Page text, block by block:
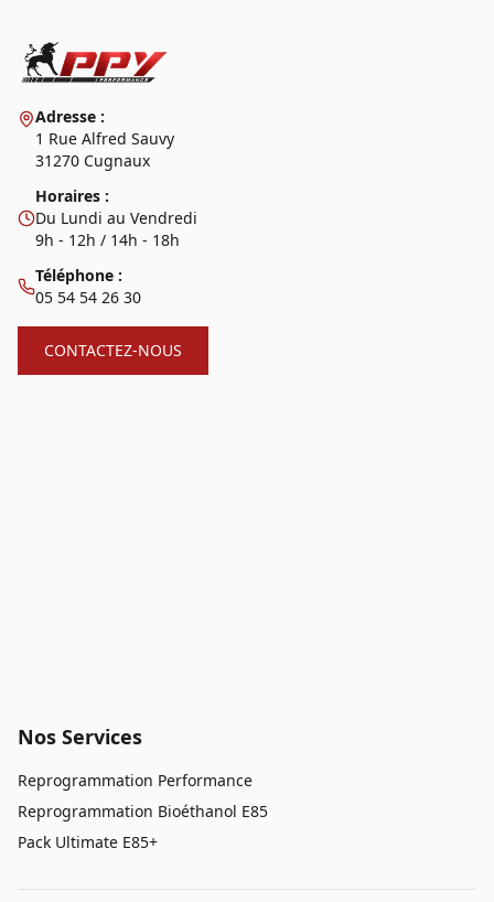
Adresse :
1 Rue Alfred Sauvy
31270 Cugnaux
Horaires :
Du Lundi au Vendredi
9h - 12h / 14h - 18h
Téléphone :
05 54 54 26 30
CONTACTEZ-NOUS
Nos Services
Reprogrammation Performance
Reprogrammation Bioéthanol E85
Pack Ultimate E85+